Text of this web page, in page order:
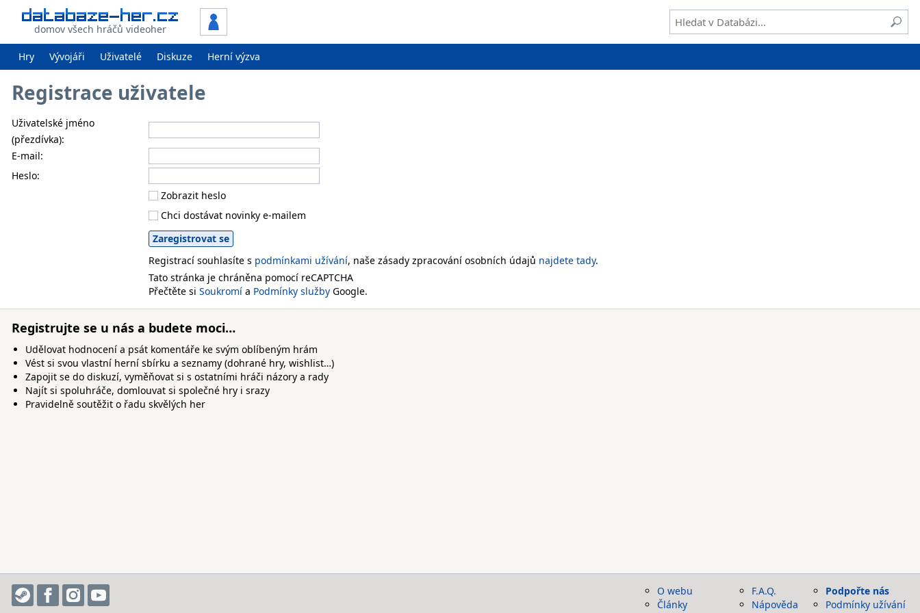
domov všech hráčů videoher
Hry Vývojáři Uživatelé Diskuze Herní výzva
Registrace uživatele
Uživatelské jméno
(přezdívka):
E-mail:
Heslo:
Zobrazit heslo
Chci dostávat novinky e-mailem
Registrací souhlasíte s podmínkami užívání, naše zásady zpracování osobních údajů najdete tady.
Tato stránka je chráněna pomocí reCAPTCHA
Přečtěte si Soukromí a Podmínky služby Google.
Registrujte se u nás a budete moci…
Udělovat hodnocení a psát komentáře ke svým oblíbeným hrám
Vést si svou vlastní herní sbírku a seznamy (dohrané hry, wishlist…)
Zapojit se do diskuzí, vyměňovat si s ostatními hráči názory a rady
Najít si spoluhráče, domlouvat si společné hry i srazy
Pravidelně soutěžit o řadu skvělých her
O webu
Články
F.A.Q.
Nápověda
Podpořte nás
Podmínky užívání